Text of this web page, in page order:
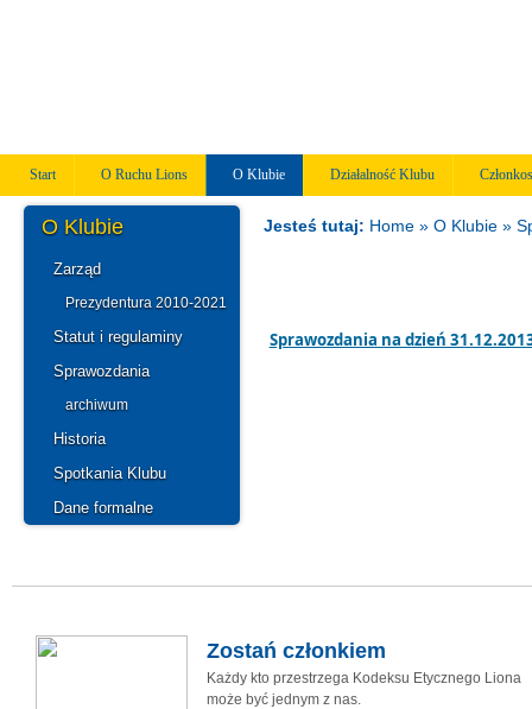
Start O Ruchu Lions O Klubie Działalność Klubu
Jesteś tutaj: Home» O Klubie »
Sprawozdania na dzień
O Klubie
Zarząd
Prezydentura 2010-2021
Statut i regulaminy
Sprawozdania
archiwum
Historia
Spotkania Klubu
Dane formalne
Zostań członkiem
Każdy kto przestrzega Kodeksu Etycznego Liona
może być jednym z nas.